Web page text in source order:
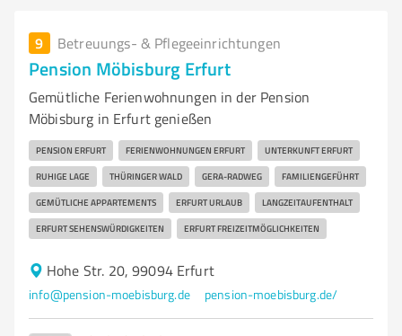
9 Betreuungs- & Pflegeeinrichtungen
Pension Möbisburg Erfurt
Gemütliche Ferienwohnungen in der Pension
Möbisburg in Erfurt genießen
PENSION ERFURT FERIENWOHNUNGEN ERFURT UNTERKUNFT ERFURT
RUHIGE LAGE THÜRINGER WALD GERA-RADWEG FAMILIENGEFÜHRT
GEMÜTLICHE APPARTEMENTS ERFURT URLAUB LANGZEITAUFENTHALT
ERFURT SEHENSWÜRDIGKEITEN ERFURT FREIZEITMÖGLICHKEITEN
Hohe Str. 20, 99094 Erfurt
info@pension-moebisburg.de pension-moebisburg.de/